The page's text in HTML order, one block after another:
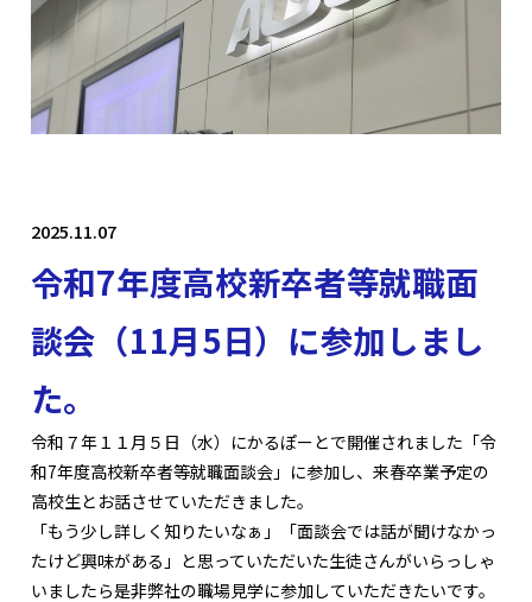
2025.11.07
令和7年度高校新卒者等就職面
談会（11月5日）に参加しまし
た。
令和７年１１月５日（水）にかるぽーとで開催されました「令
和7年度高校新卒者等就職面談会」に参加し、来春卒業予定の
高校生とお話させていただきました。
「もう少し詳しく知りたいなぁ」「面談会では話が聞けなかっ
たけど興味がある」と思っていただいた生徒さんがいらっしゃ
いましたら是非弊社の職場見学に参加していただきたいです。